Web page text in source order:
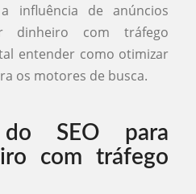
influência de anúncios
dinheiro com tráfego
entender como otimizar
os motores de busca.
do SEO para
com tráfego